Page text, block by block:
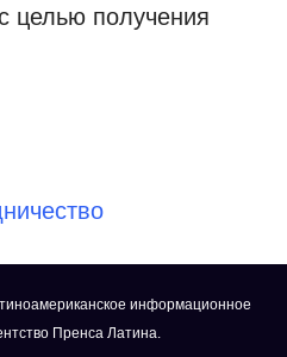
целью получения
информационное
Пренса Латина.